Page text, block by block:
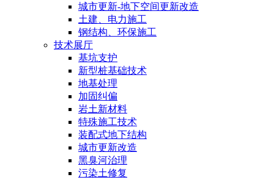
城市更新-地下空间更新改造
土建、电力施工
钢结构、环保施工
技术展厅
基坑支护
新型桩基础技术
地基处理
加固纠偏
岩土新材料
特殊施工技术
装配式地下结构
城市更新改造
黑臭河治理
污染土修复